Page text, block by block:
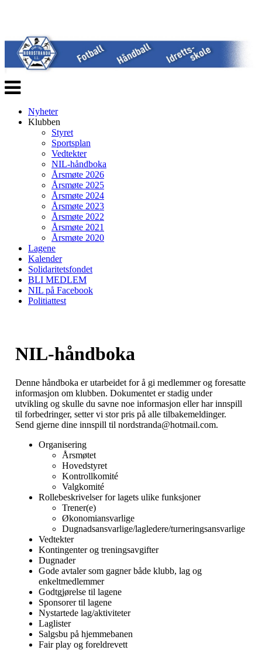
Veksle
navigasjon
Nyheter
Klubben
Styret
Sportsplan
Vedtekter
NIL-håndboka
Årsmøte 2026
Årsmøte 2025
Årsmøte 2024
Årsmøte 2023
Årsmøte 2022
Årsmøte 2021
Årsmøte 2020
Lagene
Kalender
Solidaritetsfondet
BLI MEDLEM
NIL på Facebook
Politiattest
NIL-håndboka
Denne håndboka er utarbeidet for å gi medlemmer og foresatte
informasjon om klubben. Dokumentet er stadig under
utvikling og skulle du savne noe informasjon eller har innspill
til forbedringer, setter vi stor pris på alle tilbakemeldinger.
Send gjerne dine innspill til nordstranda@hotmail.com.
Organisering
Årsmøtet
Hovedstyret
Kontrollkomité
Valgkomité
Rollebeskrivelser for lagets ulike funksjoner
Trener(e)
Økonomiansvarlige
Dugnadsansvarlige/lagledere/turneringsansvarlige
Vedtekter
Kontingenter og treningsavgifter
Dugnader
Gode avtaler som gagner både klubb, lag og
enkeltmedlemmer
Godtgjørelse til lagene
Sponsorer til lagene
Nystartede lag/aktiviteter
Laglister
Salgsbu på hjemmebanen
Fair play og foreldrevett